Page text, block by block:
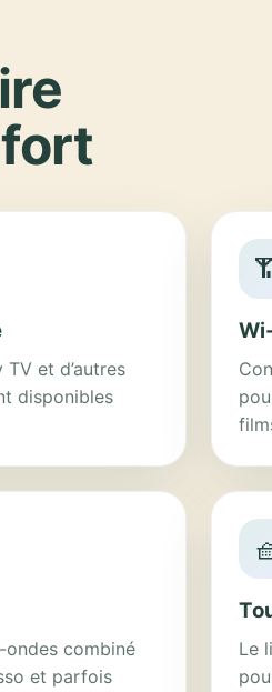
et d’autres
disponibles
ondes combiné
et parfois
Le